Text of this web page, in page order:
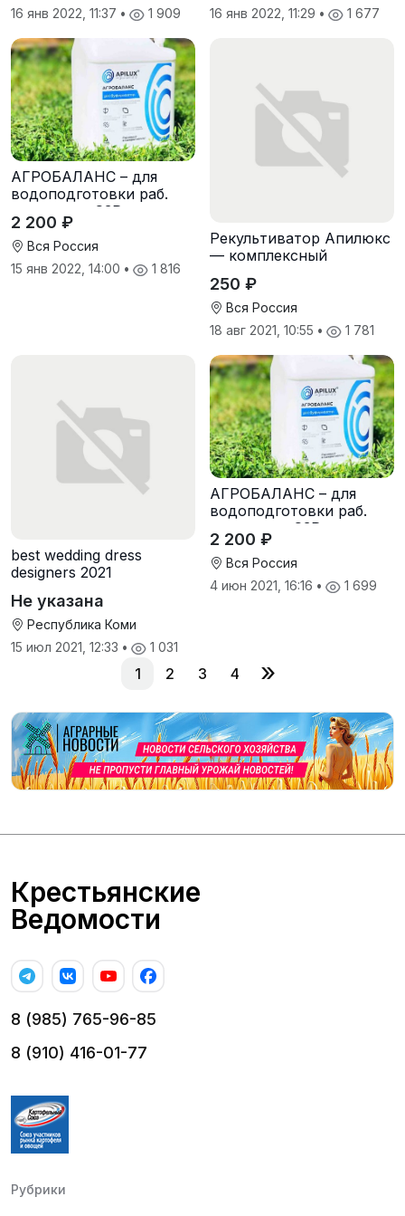
16 янв 2022, 11:37 • 1 909 жесткости
16 янв 2022, 11:29 • 1 677
АГРОБАЛАНС – для
водоподготовки раб.
растворов СЗР
(определитель и
регулятор кислотности и
жесткости
2 200 ₽
Вся Россия
15 янв 2022, 14:00 • 1 816
Рекультиватор Апилюкс
— комплексный
восстановления
плодородия почвы
250 ₽
Вся Россия
18 авг 2021, 10:55 • 1 781
best wedding dress
designers 2021
Не указана
Республика Коми
15 июл 2021, 12:33 • 1 031
АГРОБАЛАНС – для
водоподготовки раб.
растворов СЗР
(определитель и
регулятор кислотности и
жесткости рабочего
раствора +диспергатор
2 200 ₽
Вся Россия
4 июн 2021, 16:16 • 1 699
1 2 3 4 »
Крестьянские
Ведомости
8 (985) 765-96-85
8 (910) 416-01-77
Рубрики